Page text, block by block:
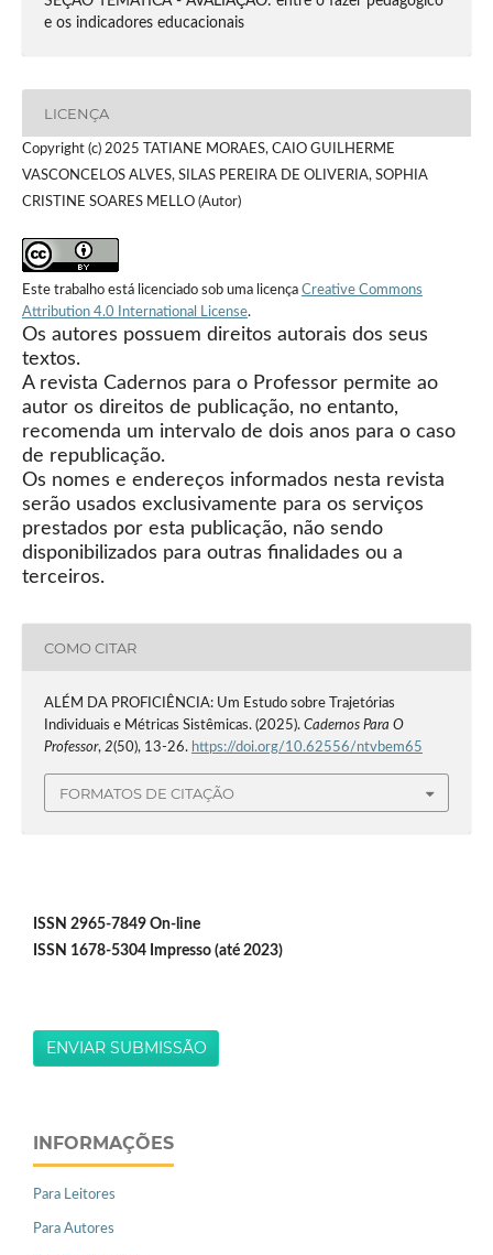
e os indicadores educacionais
LICENÇA
Copyright (c) 2025 TATIANE MORAES, CAIO GUILHERME
VASCONCELOS ALVES, SILAS PEREIRA DE OLIVERIA, SOPHIA
CRISTINE SOARES MELLO (Autor)
Este trabalho está licenciado sob uma licença Creative Commons
Attribution 4.0 International License.
Os autores possuem direitos autorais dos seus
textos.
A revista Cadernos para o Professor permite ao
autor os direitos de publicação, no entanto,
recomenda um intervalo de dois anos para o caso
de republicação.
Os nomes e endereços informados nesta revista
serão usados exclusivamente para os serviços
prestados por esta publicação, não sendo
disponibilizados para outras finalidades ou a
terceiros.
COMO CITAR
ALÉM DA PROFICIÊNCIA: Um Estudo sobre Trajetórias
Individuais e Métricas Sistêmicas. (2025). Cadernos Para O
Professor, 2(50), 13-26. https://doi.org/10.62556/ntvbem65
FORMATOS DE CITAÇÃO
ISSN 2965-7849 On-line
ISSN 1678-5304 Impresso (até 2023)
ENVIAR SUBMISSÃO
INFORMAÇÕES
Para Leitores
Para Autores